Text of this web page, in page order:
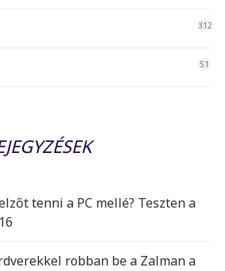
312
51
tenni a PC mellé? Teszten a
robban be a Zalman a